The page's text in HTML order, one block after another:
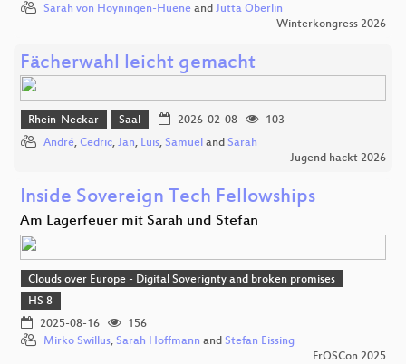
Sarah von Hoyningen-Huene and Jutta Oberlin
Winterkongress 2026
Fächerwahl leicht gemacht
Rhein-Neckar Saal 2026-02-08
103
André, Cedric, Jan, Luis, Samuel and Sarah
Jugend hackt 2026
Inside Sovereign Tech Fellowships
Am Lagerfeuer mit Sarah und Stefan
Clouds over Europe - Digital Soverignty and broken promises
HS 8
2025-08-16
156
Mirko Swillus, Sarah Hoffmann and Stefan Eissing
FrOSCon 2025